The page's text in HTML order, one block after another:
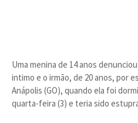
Uma menina de 14 anos
intimo e o irmão, de 20 anos, por
Anápolis (GO), quando ela foi
quarta-feira (3) e teria sido